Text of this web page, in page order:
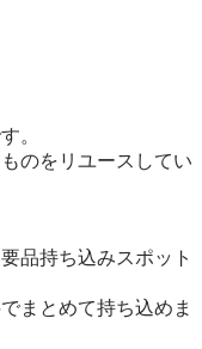
。
のをリユースしてい
品持ち込みスポット
まとめて持ち込めま